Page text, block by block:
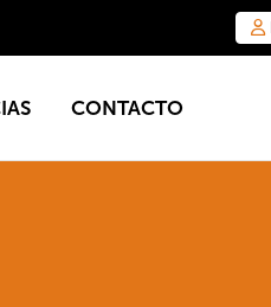
CONTACTO